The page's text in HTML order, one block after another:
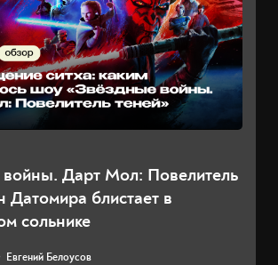
Дарт Мол: Повелитель
Датомира блистает в
сольнике
Евгений Белоусов